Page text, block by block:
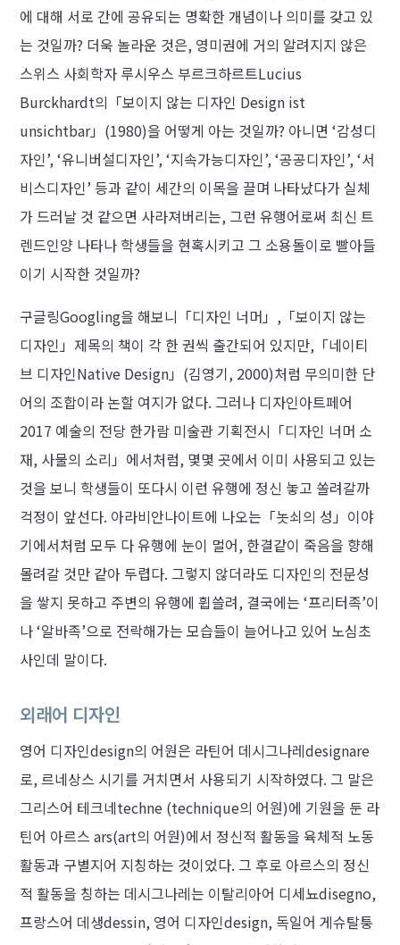
에 대해 서로 간에 공유되는 명확한 개념이나 의미를 갖고 있
는 것일까? 더욱 놀라운 것은, 영미권에 거의 알려지지 않은
스위스 사회학자 루시우스 부르크하르트Lucius
Burckhardt의「보이지 않는 디자인 Design ist
unsichtbar」(1980)을 어떻게 아는 것일까? 아니면 ‘감성디
자인’, ‘유니버설디자인’, ‘지속가능디자인’, ‘공공디자인’, ‘서
비스디자인’ 등과 같이 세간의 이목을 끌며 나타났다가 실체
가 드러날 것 같으면 사라져버리는, 그런 유행어로써 최신 트
렌드인양 나타나 학생들을 현혹시키고 그 소용돌이로 빨아들
이기 시작한 것일까?
구글링Googling을 해보니「디자인 너머」,「보이지 않는
디자인」제목의 책이 각 한 권씩 출간되어 있지만,「네이티
브 디자인Native Design」(김영기, 2000)처럼 무의미한 단
어의 조합이라 논할 여지가 없다. 그러나 디자인아트페어
2017 예술의 전당 한가람 미술관 기획전시「디자인 너머 소
재, 사물의 소리」에서처럼, 몇몇 곳에서 이미 사용되고 있는
것을 보니 학생들이 또다시 이런 유행에 정신 놓고 쏠려갈까
걱정이 앞선다. 아라비안나이트에 나오는「놋쇠의 성」이야
기에서처럼 모두 다 유행에 눈이 멀어, 한결같이 죽음을 향해
몰려갈 것만 같아 두렵다. 그렇지 않더라도 디자인의 전문성
을 쌓지 못하고 주변의 유행에 휩쓸려, 결국에는 ‘프리터족’이
나 ‘알바족’으로 전락해가는 모습들이 늘어나고 있어 노심초
사인데 말이다.
외래어 디자인
영어 디자인design의 어원은 라틴어 데시그나레designare
로, 르네상스 시기를 거치면서 사용되기 시작하였다. 그 말은
그리스어 테크네techne (technique의 어원)에 기원을 둔 라
틴어 아르스 ars(art의 어원)에서 정신적 활동을 육체적 노동
활동과 구별지어 지칭하는 것이었다. 그 후로 아르스의 정신
적 활동을 칭하는 데시그나레는 이탈리아어 디세뇨disegno,
프랑스어 데생dessin, 영어 디자인design, 독일어 게슈탈퉁